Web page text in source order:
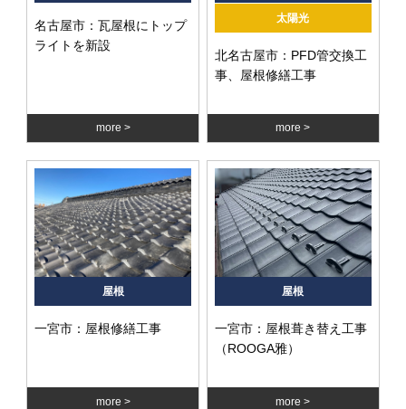
名古屋市：瓦屋根にトップ
ライトを新設
more
太陽光
北名古屋市：PFD管交換工
事、屋根修繕工事
more
屋根
一宮市：屋根修繕工事
more
屋根
一宮市：屋根葺き替え工事
（ROOGA雅）
more